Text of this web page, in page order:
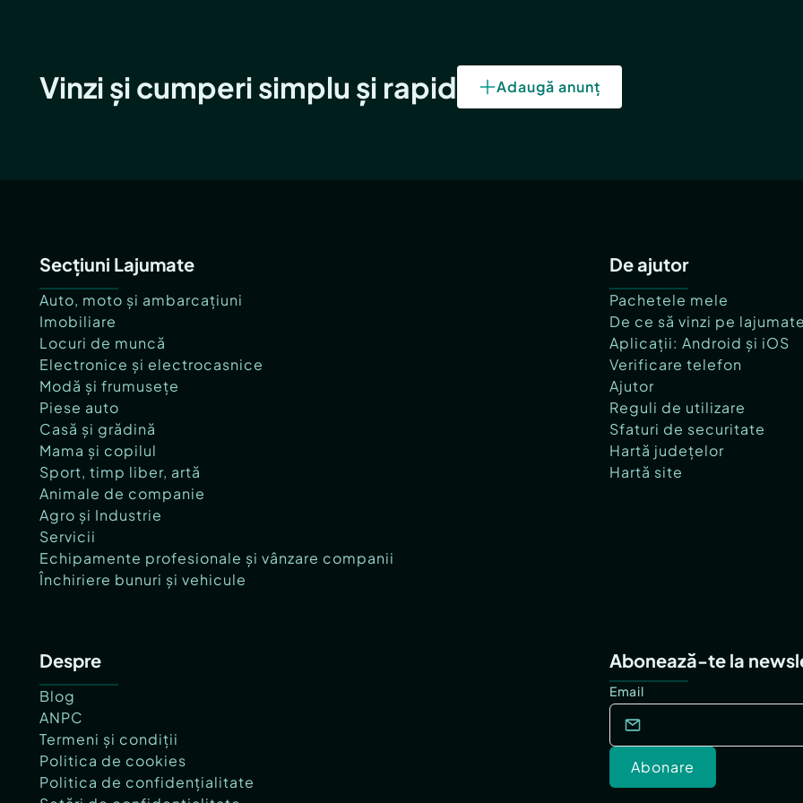
Vinzi și cumperi simplu și rapid Adaugă anunț
Secțiuni Lajumate
Auto, moto și ambarcațiuni
Imobiliare
Locuri de muncă
Electronice și electrocasnice
Modă și frumusețe
Piese auto
Casă și grădină
Mama și copilul
Sport, timp liber, artă
Animale de companie
Agro și Industrie
Servicii
Echipamente profesionale și vânzare companii
Închiriere bunuri și vehicule
De ajutor
Pachetele mele
De ce să vinzi pe
Aplicații: Android și iOS
Verificare telefon
Ajutor
Reguli de utilizare
Sfaturi de securitate
Hartă județelor
Hartă site
Despre
Blog
ANPC
Termeni și condiții
Politica de cookies
Politica de confidențialitate
Abonează-te la
Email
Abonare